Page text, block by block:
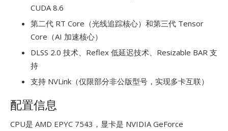
CUDA 8.6
第二代 RT Core（光线追踪核心）和第三代 Tensor
Core（AI 加速核心）
DLSS 2.0 技术、Reflex 低延迟技术、Resizable BAR 支
持
支持 NVLink（仅限部分非公版型号，实现多卡互联）
配置信息
CPU是 AMD EPYC 7543，显卡是 NVIDIA GeForce